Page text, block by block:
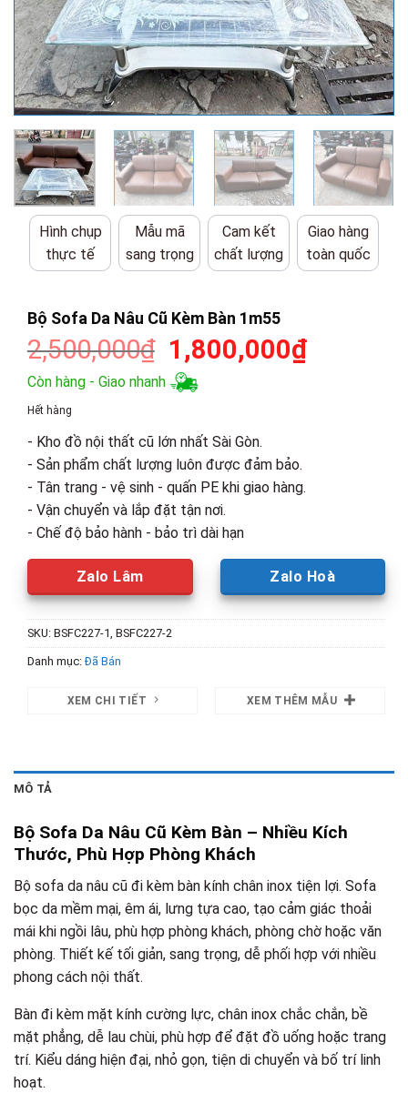
Hình chụp
thực tế
Mẫu mã
sang trọng
Cam kết
chất lượng
Giao hàng
toàn quốc
Bộ Sofa Da Nâu Cũ Kèm Bàn 1m55
2,500,000₫ Giá
gốc
là:
1,800,000₫Giá
Còn hàng - Giao nhanh
Hết hàng
- Kho đồ nội thất cũ lớn nhất Sài Gòn.
- Sản phẩm chất lượng luôn được đảm bảo.
- Tân trang - vệ sinh - quấn PE khi giao hàng.
- Vận chuyển và lắp đặt tận nơi.
- Chế độ bảo hành - bảo trì dài hạn
Zalo Lâm Zalo Hoà
SKU: BSFC227-1, BSFC227-2
Danh mục:Đã Bán
XEM CHI TIẾT XEM THÊM MẪU
MÔ TẢ
Bộ Sofa Da Nâu Cũ Kèm Bàn – Nhiều Kích
Thước, Phù Hợp Phòng Khách
Bộ sofa da nâu cũ đi kèm bàn kính chân inox tiện lợi. Sofa
bọc da mềm mại, êm ái, lưng tựa cao, tạo cảm giác thoải
mái khi ngồi lâu, phù hợp phòng khách, phòng chờ hoặc văn
phòng. Thiết kế tối giản, sang trọng, dễ phối hợp với nhiều
phong cách nội thất.
Bàn đi kèm mặt kính cường lực, chân inox chắc chắn, bề
mặt phẳng, dễ lau chùi, phù hợp để đặt đồ uống hoặc trang
trí. Kiểu dáng hiện đại, nhỏ gọn, tiện di chuyển và bố trí linh
hoạt.